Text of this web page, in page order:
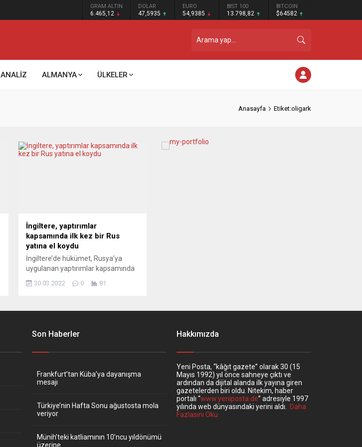
GRAM ALTIN
6.465,12
DOLAR
47,5935
EURO
54,9385
BIST 100
13.798,82
BITCOIN
$64582
ANALİZ ALMANYA ÜLKELER
Anasayfa Etiket:oligark
İngiltere, yaptırımlar
kapsamında ilk kez bir Rus
yatına el koydu
İngiltere’de hükümet, Rusya’ya
uygulanan yaptırımlar kapsamında
ilk kez bir süper yata el
konulduğunu duyurdu. İngiliz
tutulan bir Rus oligarkına ait olduğu
30.03.2022 0 81
Son Haberler
Frankfurt’tan Küba’ya dayanışma
mesajı
Türkiye’nin Hafta Sonu ağustosta mola
veriyor
Münih’teki katliamının 10’ncu yıldönümü
üzerine
Hakkımızda
Yeni Posta, “kâğıt gazete” olarak 30 (15
Mayıs 1992) yıl önce sahneye çıktı ve
ardından da dijital alanda ilk yayına giren
gazetelerden biri oldu. Nitekim, haber
portalı “www.yeniposta.de” adresiyle 1997
yılında web dünyasındaki yerini aldı. Daha
Fazlasını Oku